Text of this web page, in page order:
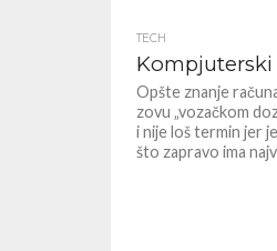
TECH
Opšte znanje
zovu „vozačkom
i nije loš termin jer
što zapravo ima